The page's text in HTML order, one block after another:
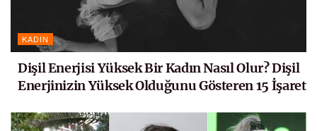
KADIN
Dişil Enerjisi Yüksek Bir Kadın Nasıl Olur? Dişil
Enerjinizin Yüksek Olduğunu Gösteren 15 İşaret